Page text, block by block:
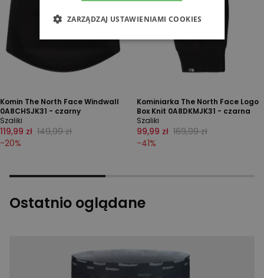
Komin The North Face Windwall
0A8CHSJK31 - czarny
Szaliki
119,99 zł 149,99 zł
-20%
Kominiarka The North Face Logo
Box Knit 0A8DKMJK31 - czarna
Szaliki
99,99 zł 169,99 zł
-41%
Ostatnio oglądane
ZARZĄDZAJ USTAWIENIAMI COOKIES